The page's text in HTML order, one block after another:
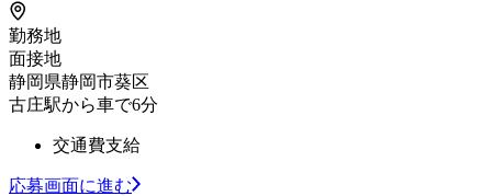
勤務地
面接地
静岡県静岡市葵区
古庄駅から車で6分
交通費支給
応募画面に進む